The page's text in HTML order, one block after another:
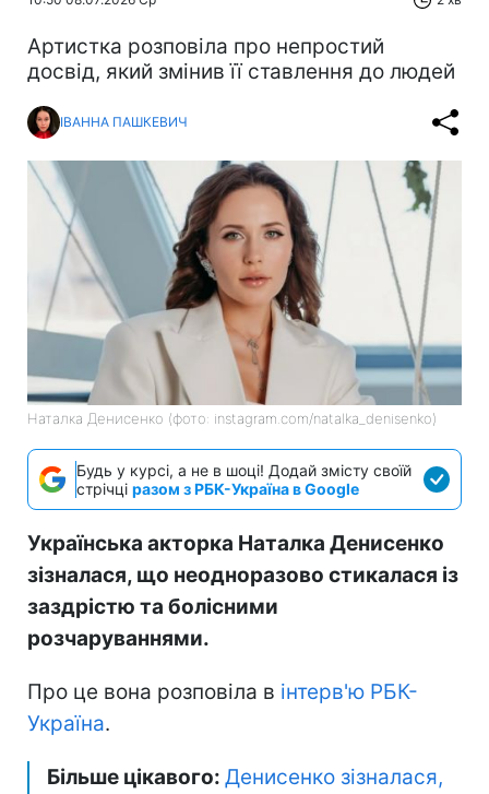
Артистка розповіла про непростий
досвід, який змінив її ставлення до людей
ІВАННА ПАШКЕВИЧ
Наталка Денисенко (фото: instagram.com/natalka_denisenko)
Будь у курсі, а не в шоці! Додай змісту своїй
стрічці разом з РБК-Україна в Google
Українська акторка Наталка Денисенко
зізналася, що неодноразово стикалася із
заздрістю та болісними
розчаруваннями.
Про це вона розповіла в інтерв'ю РБК-
Україна.
Більше цікавого: Денисенко зізналася,